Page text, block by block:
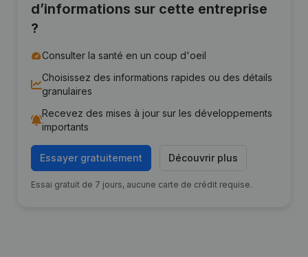
d’informations sur cette entreprise
?
Consulter la santé en un coup d'oeil
Choisissez des informations rapides ou des détails
granulaires
Recevez des mises à jour sur les développements
importants
Essayer gratuitement Découvrir plus
Essai gratuit de 7 jours, aucune carte de crédit requise.